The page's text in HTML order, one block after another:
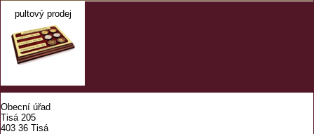
pultový prodej
Obecní úřad
Tisá 205
403 36 Tisá